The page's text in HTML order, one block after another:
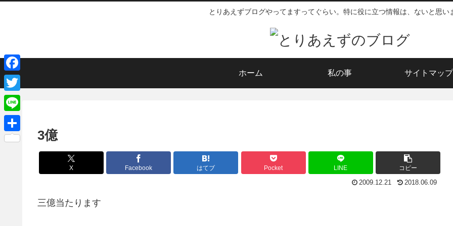
とりあえずブログやってますってぐらい。特に役に立つ情報は、ないと思い
ホーム 私の事 サイトマップ
3億
X Facebook はてブ Pocket LINE コピー
2009.12.21 2018.06.09
三億当たります
F
a
c
e
b
T
w
i
L
i共